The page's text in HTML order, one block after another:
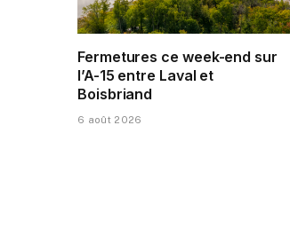
Fermetures ce week-end sur
l’A-15 entre Laval et
Boisbriand
6 août 2026